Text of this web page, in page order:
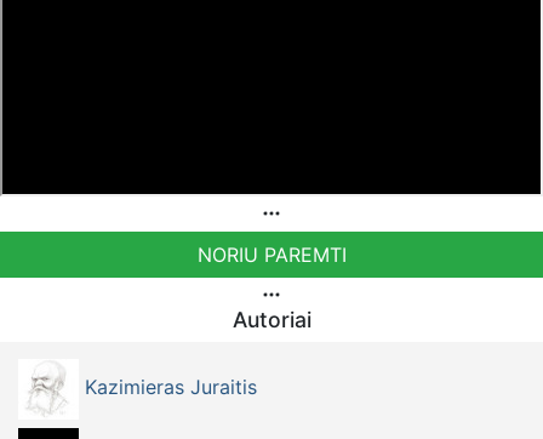
NORIU PAREMTI
Autoriai
Kazimieras Juraitis